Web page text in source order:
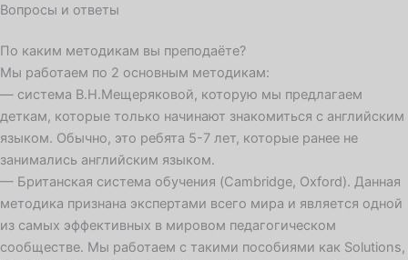
Вопросы и ответы
По каким методикам вы преподаёте?
Мы работаем по 2 основным методикам:
— система В.Н.Мещеряковой, которую мы предлагаем
деткам, которые только начинают знакомиться с английским
языком. Обычно, это ребята 5-7 лет, которые ранее не
занимались английским языком.
— Британская система обучения (Cambridge, Oxford). Данная
методика признана экспертами всего мира и является одной
из самых эффективных в мировом педагогическом
сообществе. Мы работаем с такими пособиями как Solutions,